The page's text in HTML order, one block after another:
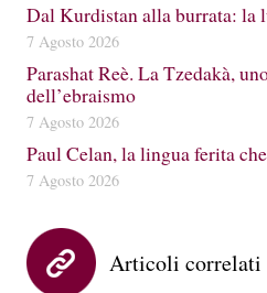
Dal Kurdistan alla burrata: la
7 Agosto 2026
Parashat Reè. La Tzedakà,
dell’ebraismo
7 Agosto 2026
Paul Celan, la lingua ferita
7 Agosto 2026
Articoli correlati